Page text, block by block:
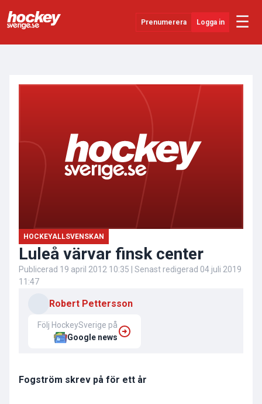
Prenumerera Logga in ☰
HOCKEYALLSVENSKAN
Luleå värvar finsk center
Publicerad 19 april 2012 10:35 | Senast redigerad 04 juli 2019
11:47
Robert Pettersson
Följ HockeySverige på
Google news
Fogström skrev på för ett år